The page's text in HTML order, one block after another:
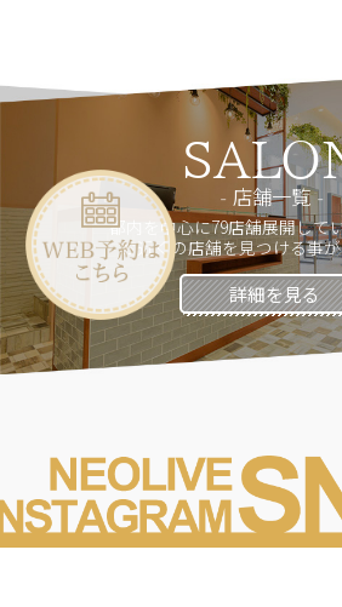
店舗一覧
都内を中心に79店舗展開して
お近くの店舗を見つける事
詳細を見る